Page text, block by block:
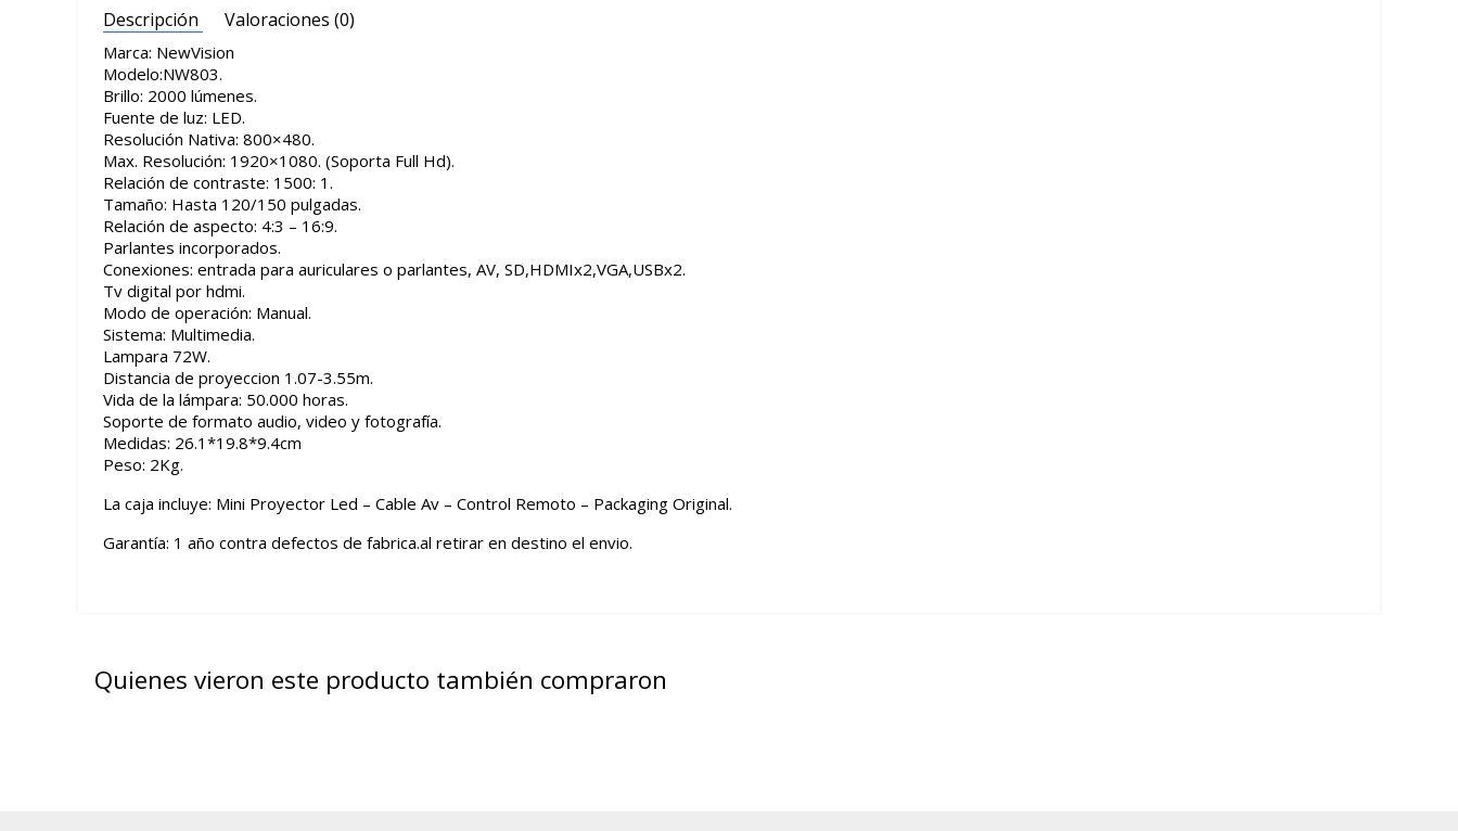
Descripción Valoraciones (0)
Marca: NewVision
Modelo:NW803.
Brillo: 2000 lúmenes.
Fuente de luz: LED.
Resolución Nativa: 800×480.
Max. Resolución: 1920×1080. (Soporta Full Hd).
Relación de contraste: 1500: 1.
Tamaño: Hasta 120/150 pulgadas.
Relación de aspecto: 4:3 – 16:9.
Parlantes incorporados.
Conexiones: entrada para auriculares o parlantes, AV, SD,HDMIx2,VGA,USBx2.
Tv digital por hdmi.
Modo de operación: Manual.
Sistema: Multimedia.
Lampara 72W.
Distancia de proyeccion 1.07-3.55m.
Vida de la lámpara: 50.000 horas.
Soporte de formato audio, video y fotografía.
Medidas: 26.1*19.8*9.4cm
Peso: 2Kg.
La caja incluye: Mini Proyector Led – Cable Av – Control Remoto – Packaging Original.
Garantía: 1 año contra defectos de fabrica.al retirar en destino el envio.
Quienes vieron este producto también compraron